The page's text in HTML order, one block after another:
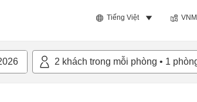
Tiếng Việt VNM
2 khách trong mỗi phòng • 1